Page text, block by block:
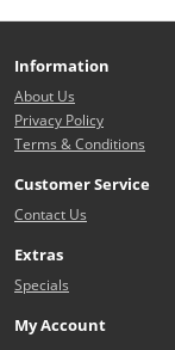
Information
About Us
Privacy Policy
Terms & Conditions
Customer Service
Contact Us
Extras
Specials
My Account